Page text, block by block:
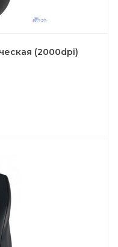
(2000dpi)